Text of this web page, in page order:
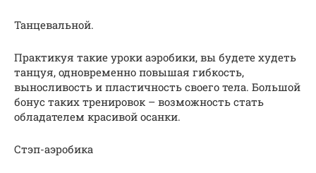
Танцевальной.
Практикуя такие уроки аэробики, вы будете худеть
танцуя, одновременно повышая гибкость,
выносливость и пластичность своего тела. Большой
бонус таких тренировок – возможность стать
обладателем красивой осанки.
Стэп-аэробика